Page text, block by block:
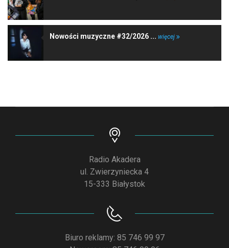
Nowości muzyczne #32/2026 ... więcej
Radio Akadera
ul. Zwierzyniecka 4
15-333 Białystok
Biuro reklamy: 85 746 99 97